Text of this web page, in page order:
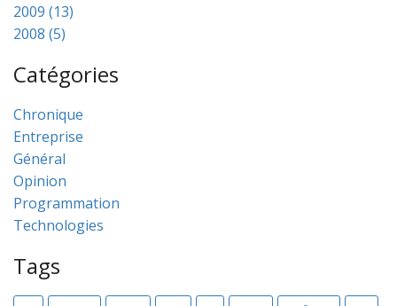
2009 (13)
2008 (5)
Catégories
Chronique
Entreprise
Général
Opinion
Programmation
Technologies
Tags